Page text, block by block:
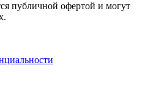
публичной офертой и могут